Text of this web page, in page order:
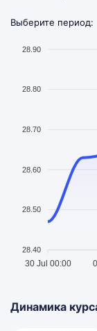
Выберите период:
28.90
28.80
28.70
28.60
28.50
28.40
30 Jul 00:00
Динамика